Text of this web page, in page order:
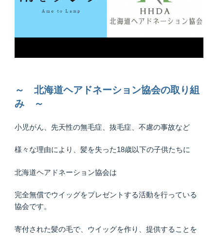
～ 北海道ヘアドネーション協会の取り組
み ～
小児がん、先天性の無毛症、抜毛症、不慮の事故など
様々な理由により、髪を失った18歳以下の子供たちに
北海道ヘアドネーション協会は
完全無償でウイッグをプレゼントする活動を行っている
協会です。
寄付された髪の毛で、ウイッグを作り、提供することを